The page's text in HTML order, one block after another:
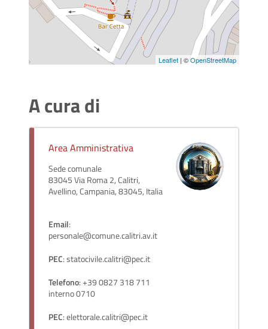
Leaflet | ©OpenStreetMap
A cura di
Area Amministrativa
Sede comunale
83045 Via Roma 2, Calitri,
Avellino, Campania, 83045, Italia
Email:
personale@comune.calitri.av.it
PEC: statocivile.calitri@pec.it
Telefono: +39 0827 318 711
interno 0710
PEC: elettorale.calitri@pec.it